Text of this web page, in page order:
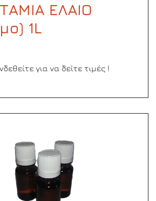
ΕΛΑΙΟ
1L
για να δείτε τιμές !